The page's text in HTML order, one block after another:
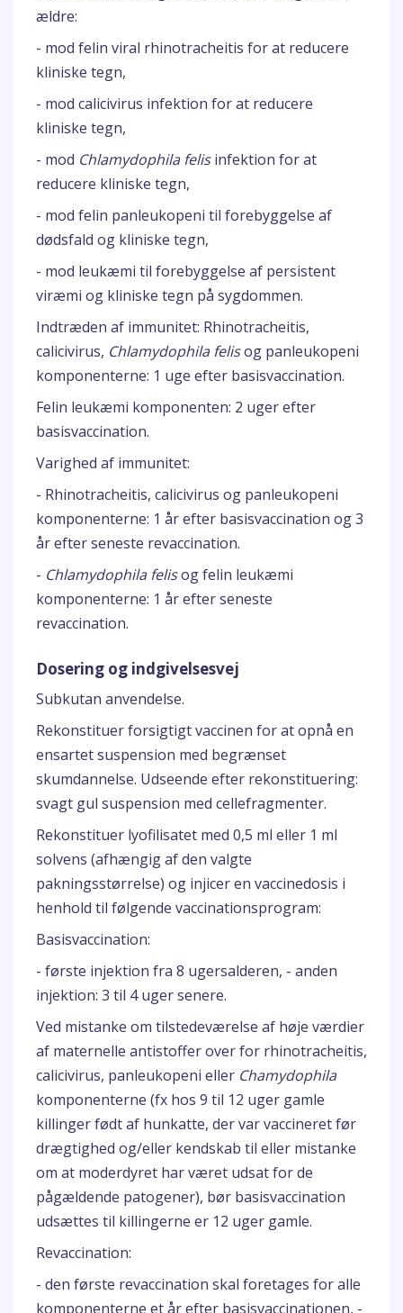
ældre:
- mod felin viral rhinotracheitis for at reducere
kliniske tegn,
- mod calicivirus infektion for at reducere
kliniske tegn,
- mod Chlamydophila felisinfektion for at
reducere kliniske tegn,
- mod felin panleukopeni til forebyggelse af
dødsfald og kliniske tegn,
- mod leukæmi til forebyggelse af persistent
viræmi og kliniske tegn på sygdommen.
Indtræden af immunitet: Rhinotracheitis,
calicivirus, Chlamydophila felisog panleukopeni
komponenterne: 1 uge efter basisvaccination.
Felin leukæmi komponenten: 2 uger efter
basisvaccination.
Varighed af immunitet:
- Rhinotracheitis, calicivirus og panleukopeni
komponenterne: 1 år efter basisvaccination og 3
år efter seneste revaccination.
- Chlamydophila felisog felin leukæmi
komponenterne: 1 år efter seneste
revaccination.
Dosering og indgivelsesvej
Subkutan anvendelse.
Rekonstituer forsigtigt vaccinen for at opnå en
ensartet suspension med begrænset
skumdannelse. Udseende efter rekonstituering:
svagt gul suspension med cellefragmenter.
Rekonstituer lyofilisatet med 0,5 ml eller 1 ml
solvens (afhængig af den valgte
pakningsstørrelse) og injicer en vaccinedosis i
henhold til følgende vaccinationsprogram:
Basisvaccination:
- første injektion fra 8 ugersalderen, - anden
injektion: 3 til 4 uger senere.
Ved mistanke om tilstedeværelse af høje værdier
af maternelle antistoffer over for rhinotracheitis,
calicivirus, panleukopeni eller Chamydophila
komponenterne (fx hos 9 til 12 uger gamle
killinger født af hunkatte, der var vaccineret før
drægtighed og/eller kendskab til eller mistanke
om at moderdyret har været udsat for de
pågældende patogener), bør basisvaccination
udsættes til killingerne er 12 uger gamle.
Revaccination:
- den første revaccination skal foretages for alle
komponenterne et år efter basisvaccinationen, -